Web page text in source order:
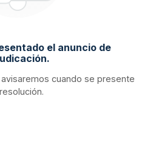
el anuncio de
cuando se presente